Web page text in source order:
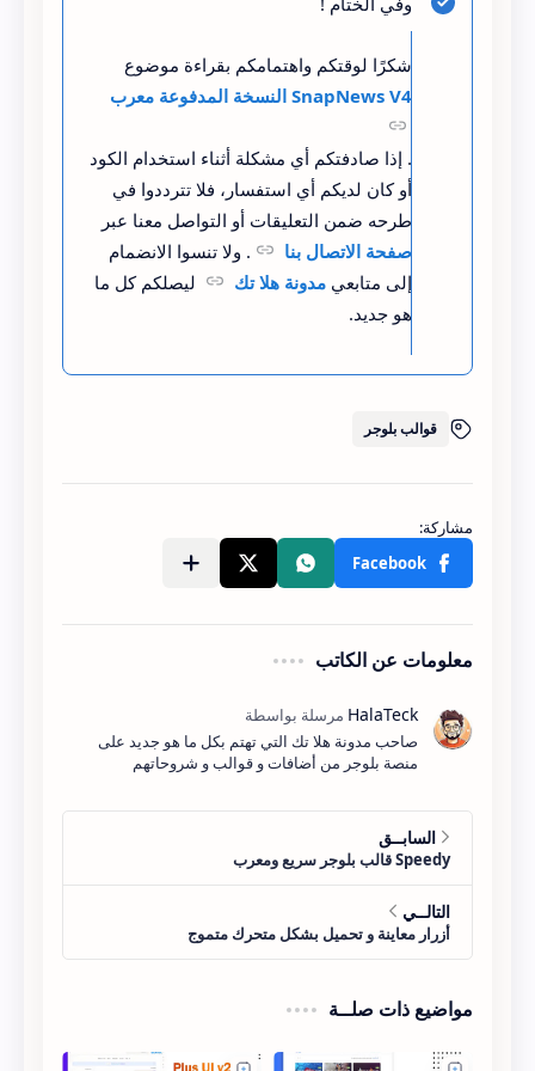
شكرًا لوقتكم واهتمامكم بقراءة موضوع
SnapNews V4 النسخة المدفوعة معرب
. إذا صادفتكم أي مشكلة أثناء استخدام الكود
أو كان لديكم أي استفسار، فلا تترددوا في
طرحه ضمن التعليقات أو التواصل معنا عبر
صفحة الاتصال بنا
. ولا تنسوا الانضمام
إلى متابعي مدونة هلا تك
ليصلكم كل ما
هو جديد.
قوالب بلوجر
معلومات عن الكاتب
صاحب مدونة هلا تك التي تهتم بكل ما هو جديد على
منصة بلوجر من أضافات و قوالب و شروحاتهم
مواضيع ذات صلــة